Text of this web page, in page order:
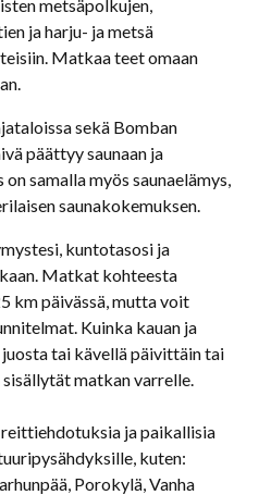
metsäpolkujen,
ja harju- ja metsä
Matkaa teet omaan
sekä Bomban
päättyy saunaan ja
samalla myös saunaelämys,
saunakokemuksen.
kuntotasosi ja
Matkat kohteesta
km päivässä, mutta voit
Kuinka kauan ja
tai kävellä päivittäin tai
matkan varrelle.
ja paikallisia
kuten:
Porokylä, Vanha